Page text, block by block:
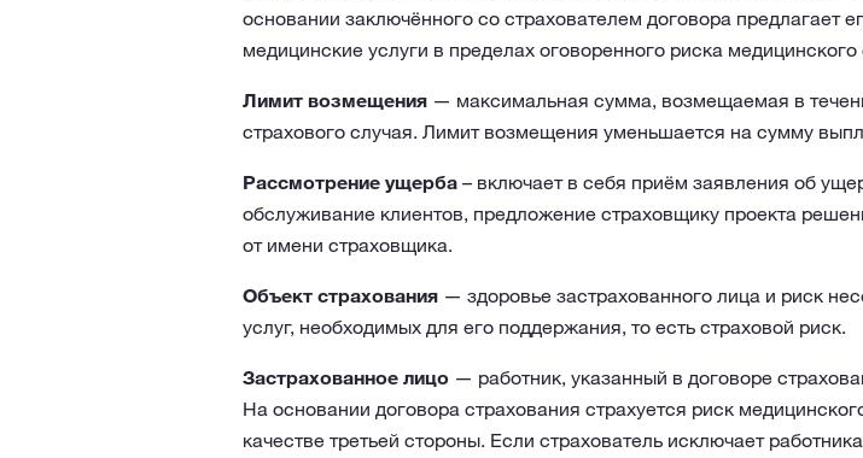
основании заключённого со страхователем договора предлагает
медицинские услуги в пределах оговоренного риска медицинского
Лимит возмещения— максимальная сумма, возмещаемая в
страхового случая. Лимит возмещения уменьшается на сумму
Рассмотрение ущерба– включает в себя приём заявления об
обслуживание клиентов, предложение страховщику проекта
от имени страховщика.
Объект страхования— здоровье застрахованного лица и риск
услуг, необходимых для его поддержания, то есть страховой риск.
Застрахованное лицо— работник, указанный в договоре
На основании договора страхования страхуется риск
качестве третьей стороны. Если страхователь исключает